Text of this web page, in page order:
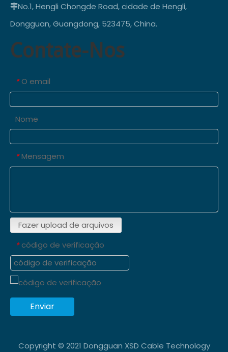
No.1, Hengli Chongde Road, cidade de Hengli,
Dongguan, Guangdong, 523475, China.
Contate-Nos
* O email
Nome
* Mensagem
Fazer upload de arquivos
* código de verificação
Enviar
Copyright © 2021 Dongguan XSD Cable Technology